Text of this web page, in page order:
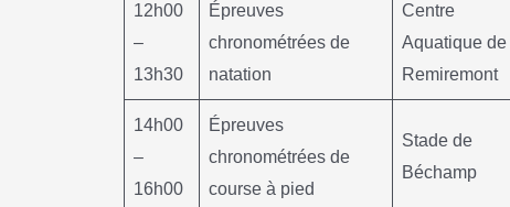
12h00
–
13h30
Épreuves
chronométrées de
natation
Centre
Aquatique de
Remiremont
14h00
–
16h00
Épreuves
chronométrées de
course à pied
Stade de
Béchamp